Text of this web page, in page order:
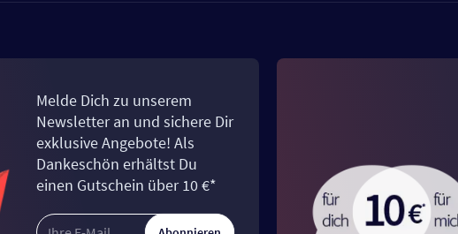
Melde Dich zu unserem
Newsletter an und sichere Dir
exklusive Angebote! Als
Dankeschön erhältst Du
einen Gutschein über 10 €*